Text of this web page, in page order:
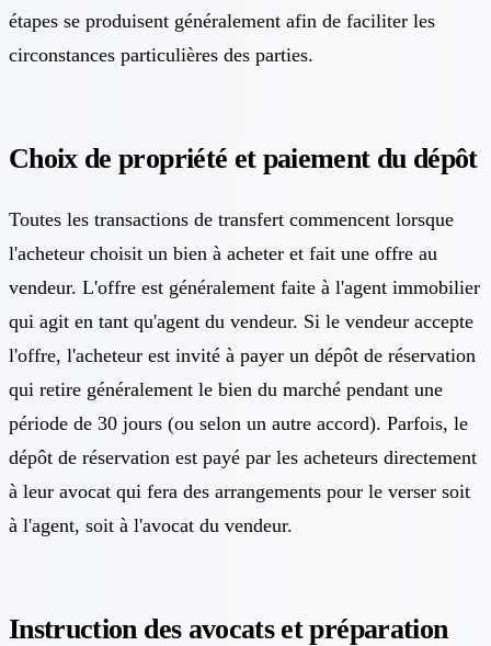
étapes se produisent généralement afin de faciliter les
circonstances particulières des parties.
Choix de propriété et paiement du dépôt
Toutes les transactions de transfert commencent lorsque
l'acheteur choisit un bien à acheter et fait une offre au
vendeur. L'offre est généralement faite à l'agent immobilier
qui agit en tant qu'agent du vendeur. Si le vendeur accepte
l'offre, l'acheteur est invité à payer un dépôt de réservation
qui retire généralement le bien du marché pendant une
période de 30 jours (ou selon un autre accord). Parfois, le
dépôt de réservation est payé par les acheteurs directement
à leur avocat qui fera des arrangements pour le verser soit
à l'agent, soit à l'avocat du vendeur.
Instruction des avocats et préparation